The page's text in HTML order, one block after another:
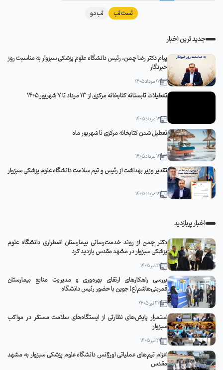
زعفرانیه در محور سبزوار ـ مشهد بازدید کردند.
تست تب تب دو
جدید ترین اخبار
پیام دکتر رضا چمن، رئیس دانشگاه علوم پزشکی سبزوار به مناسبت روز
خبرنگار
17 مرداد 1405
تعطیلات تابستانه کتابخانه مرکزی از 13 مرداد تا 7 شهریور 1405
12 مرداد 1405
تعطیل شدن کتابخانه مرکزی تا شهریور ماه
12 مرداد 1405
تقدیر وزیر بهداشت از رئیس و تیم سلامت دانشگاه علوم پزشکی سبزوار
12 مرداد 1405
اخبار پربازدید
دکتر چمن از روند خدمت‌رسانی بیمارستان اضطراری دانشگاه علوم
پزشکی سبزوار در مشهد مقدس بازدید کرد
21 تیر 1405
بررسی راهکارهای ارتقای بهره‌وری و مدیریت منابع بیمارستان
قمربنی‌هاشم(ع) جوین با حضور رئیس دانشگاه
27 تیر 1405
استمرار پایش‌های نظارتی از ایستگاه‌های سلامت مستقر در مواکب
سبزوار
21 تیر 1405
اعزام تیم‌های عملیاتی اورژانس دانشگاه علوم پزشکی سبزوار به مشهد
مقدس